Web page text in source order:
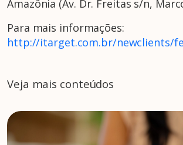
Amazônia (Av. Dr. Freitas s/n,
Para mais informações:
http://itarget.com.br/newclients/
Veja mais conteúdos